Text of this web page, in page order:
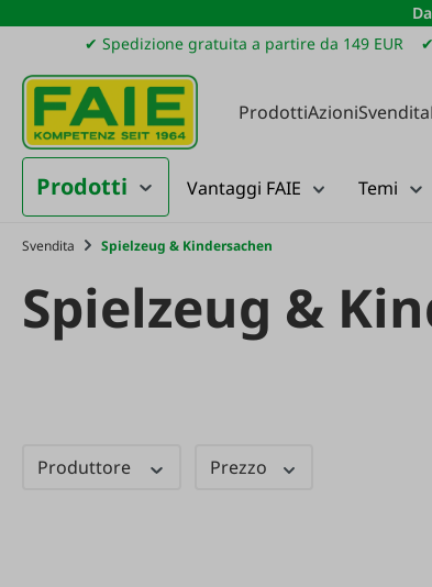
al contenuto principale
Salta alla ricerca
Passa alla navigazione principale
✔ Spedizione gratuita a partire da 149 EUR
ProdottiAzioniSvendita
Prodotti Vantaggi FAIE Temi
Svendita Spielzeug & Kindersachen
Spielzeug &
Produttore Prezzo